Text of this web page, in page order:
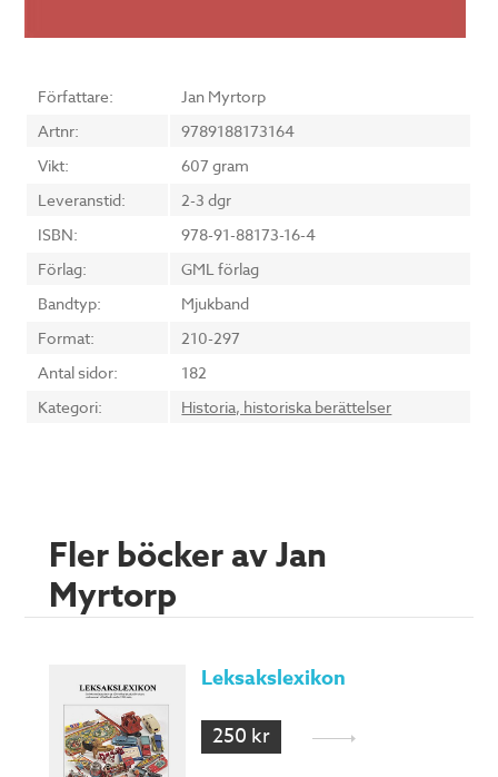
Författare:
Jan Myrtorp
Artnr:
9789188173164
Vikt:
607 gram
Leveranstid:
2-3 dgr
ISBN:
978-91-88173-16-4
Förlag:
GML förlag
Bandtyp:
Mjukband
Format:
210-297
Antal sidor:
182
Kategori:
Historia, historiska berättelser
Fler böcker av Jan
Myrtorp
Leksakslexikon
250 kr